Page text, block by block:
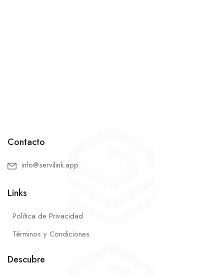
Contacto
info@servilink.app
Links
Política de Privacidad
Términos y Condiciones
Descubre